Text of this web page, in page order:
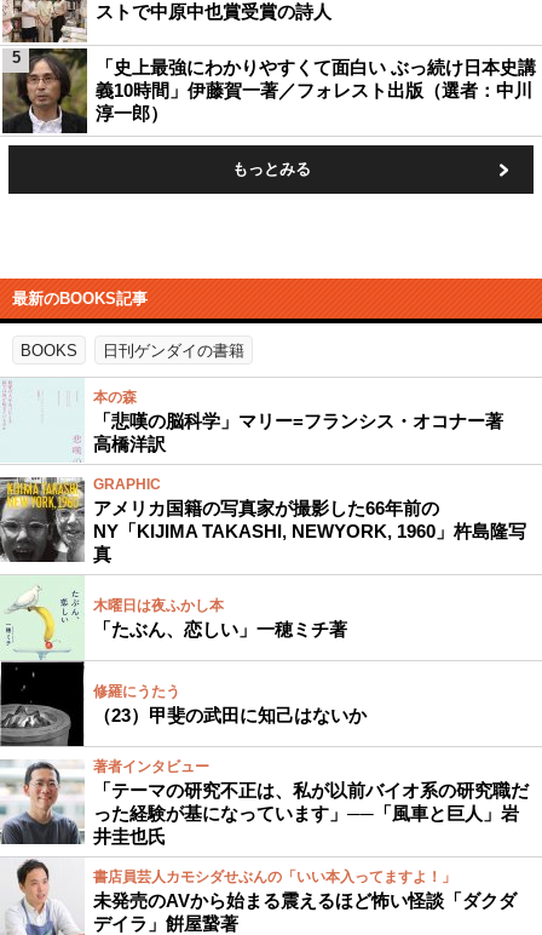
ストで中原中也賞受賞の詩人
「史上最強にわかりやすくて面白い ぶっ続け日本史講
義10時間」伊藤賀一著／フォレスト出版（選者：中川
淳一郎）
5
もっとみる
最新のBOOKS記事
BOOKS 日刊ゲンダイの書籍
本の森
「悲嘆の脳科学」マリー=フランシス・オコナー著
高橋洋訳
GRAPHIC
アメリカ国籍の写真家が撮影した66年前の
NY「KIJIMA TAKASHI, NEWYORK, 1960」杵島隆写
真
木曜日は夜ふかし本
「たぶん、恋しい」一穂ミチ著
修羅にうたう
（23）甲斐の武田に知己はないか
著者インタビュー
「テーマの研究不正は、私が以前バイオ系の研究職だ
った経験が基になっています」──「風車と巨人」岩
井圭也氏
書店員芸人カモシダせぶんの「いい本入ってますよ！」
未発売のAVから始まる震えるほど怖い怪談「ダクダ
デイラ」餠屋䖸著